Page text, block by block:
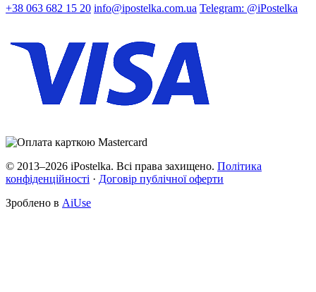
+38 063 682 15 20 info@ipostelka.com.ua Telegram: @iPostelka
© 2013–2026 iPostelka. Всі права захищено. Політика
конфіденційності · Договір публічної оферти
Зроблено в AiUse